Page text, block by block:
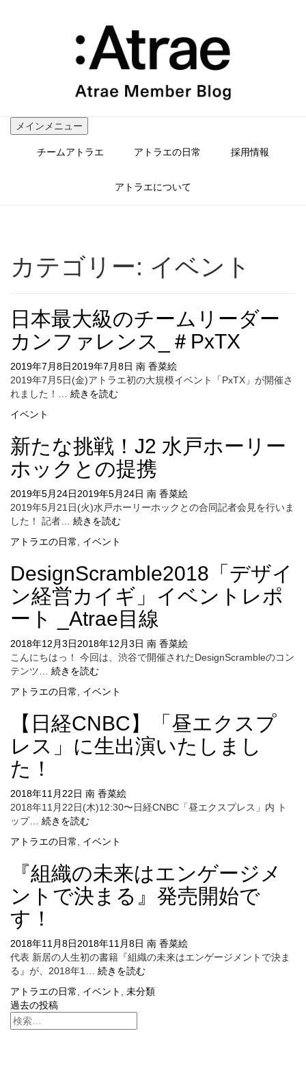
メインメニュー
チームアトラエ アトラエの日常 採用情報
アトラエについて
カテゴリー: イベント
日本最大級のチームリーダー
カンファレンス_＃PxTX
2019年7月8日2019年7月8日 南 香菜絵
2019年7月5日(金)アトラエ初の大規模イベント「PxTX」が開催さ
れました！… 続きを読む日
級
の
チ
ー
ム
リ
ダ
カ
フ
ァ
レ
ン
ス
PxTX
イベント
新たな挑戦！J2 水戸ホーリー
ホックとの提携
2019年5月24日2019年5月24日 南 香菜絵
2019年5月21日(火)水戸ホーリーホックとの合同記者会見を行いま
した！ 記者… 続きを読む新
戦！
J2
水
戸
ホ
ー
リ
と
の
提
アトラエの日常 イベント
DesignScramble2018「デザイ
ン経営カイギ」イベントレポ
ート _Atrae目線
2018年12月3日2018年12月3日 南 香菜絵
こんにちはっ！ 今回は、渋谷で開催されたDesignScrambleのコン
テンツ… 続きを読むDesignScramble2018「デ
イ
経
営
カ
イ
ベ
レ
ポ
ー
ト
_Atrae
アトラエの日常 イベント
【日経CNBC】「昼エクスプ
レス」に生出演いたしまし
た！
2018年11月22日 南 香菜絵
2018年11月22日(木)12:30〜日経CNBC「昼エクスプレス」内 ト
ップ… 続きを読む【日
CNBC】
「昼
エ
ク
ス
ス」
に
生
い
アトラエの日常 イベント
『組織の未来はエンゲージメ
ントで決まる』発売開始で
す！
2018年11月8日2018年11月8日 南 香菜絵
代表 新居の人生初の書籍『組織の未来はエンゲージメントで決ま
る』が、2018年1… 続きを読む『組
の
アトラエの日常 イベント 未分類
投
稿
過去の投稿